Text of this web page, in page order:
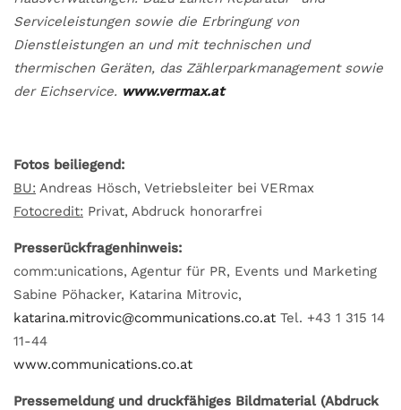
Serviceleistungen sowie die Erbringung von
Dienstleistungen an und mit technischen und
thermischen Geräten, das Zählerparkmanagement sowie
der Eichservice. www.vermax.at
Fotos beiliegend:
BU: Andreas Hösch, Vetriebsleiter bei VERmax
Fotocredit: Privat, Abdruck honorarfrei
Presserückfragenhinweis:
comm:unications, Agentur für PR, Events und Marketing
Sabine Pöhacker, Katarina Mitrovic,
katarina.mitrovic@communications.co.at Tel. +43 1 315 14
11-44
www.communications.co.at
Pressemeldung und druckfähiges Bildmaterial (Abdruck